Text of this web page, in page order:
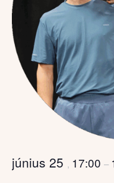
június 25 , 17:00 –